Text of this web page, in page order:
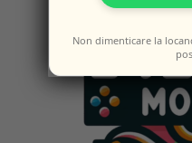
Non dimenticare la